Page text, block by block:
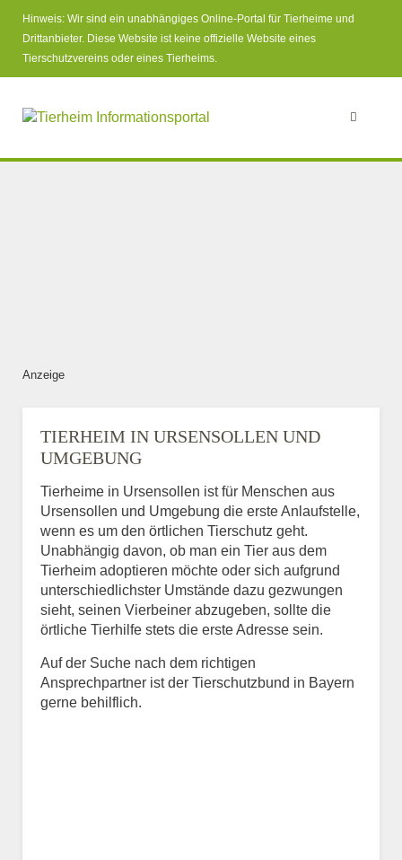
Hinweis: Wir sind ein unabhängiges Online-Portal für Tierheime und
Drittanbieter. Diese Website ist keine offizielle Website eines
Tierschutzvereins oder eines Tierheims.
Anzeige
TIERHEIM IN URSENSOLLEN UND
UMGEBUNG
Tierheime in Ursensollen ist für Menschen aus
Ursensollen und Umgebung die erste Anlaufstelle,
wenn es um den örtlichen Tierschutz geht.
Unabhängig davon, ob man ein Tier aus dem
Tierheim adoptieren möchte oder sich aufgrund
unterschiedlichster Umstände dazu gezwungen
sieht, seinen Vierbeiner abzugeben, sollte die
örtliche Tierhilfe stets die erste Adresse sein.
Auf der Suche nach dem richtigen
Ansprechpartner ist der Tierschutzbund in Bayern
gerne behilflich.